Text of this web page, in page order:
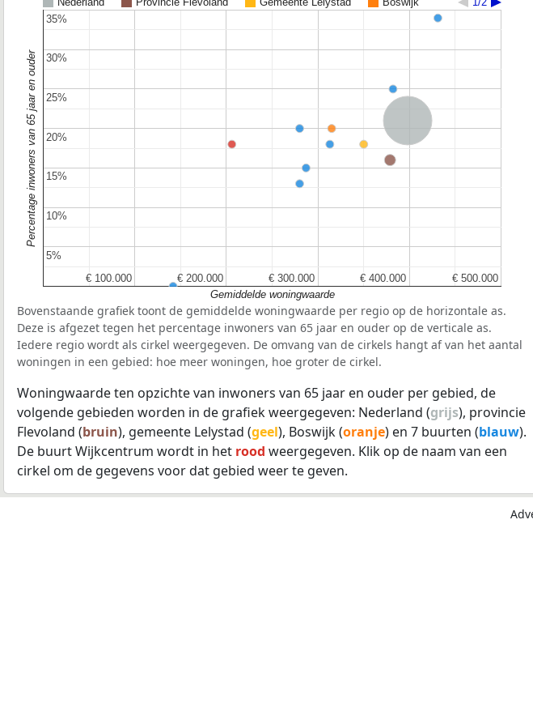
€ 100.000
€ 100.000 € 200.000
€ 200.000 € 300.000
€ 300.000 € 400.000
€ 400.000 € 500.000
€ 500.000
5%
5%
10%
10%
15%
15%
20%
20%
25%
25%
30%
30%
35%
35%
Gemiddelde woningwaarde
Percentage inwoners van 65 jaar en ouder
Bovenstaande grafiek toont de gemiddelde woningwaarde per regio op de horizontale as.
Deze is afgezet tegen het percentage inwoners van 65 jaar en ouder op de verticale as.
Iedere regio wordt als cirkel weergegeven. De omvang van de cirkels hangt af van het aantal
woningen in een gebied: hoe meer woningen, hoe groter de cirkel.
Woningwaarde ten opzichte van inwoners van 65 jaar en ouder per gebied, de
volgende gebieden worden in de grafiek weergegeven: Nederland (grijs), provincie
Flevoland (bruin), gemeente Lelystad (geel), Boswijk (oranje) en 7 buurten (blauw).
De buurt Wijkcentrum wordt in het rood weergegeven. Klik op de naam van een
cirkel om de gegevens voor dat gebied weer te geven.